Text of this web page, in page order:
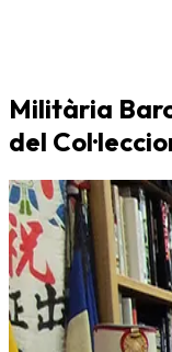
Militària
del